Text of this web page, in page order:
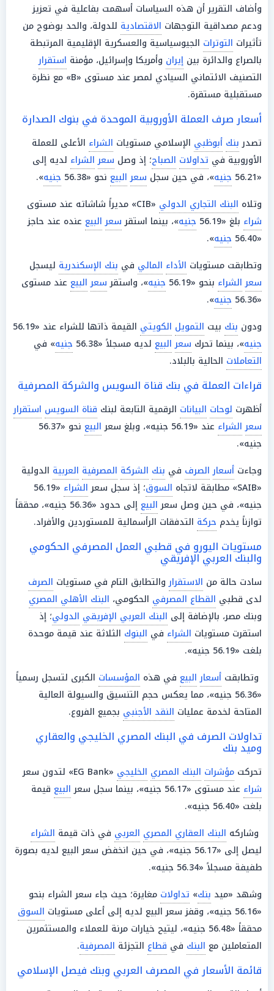
وأضاف التقرير أن هذه السياسات أسهمت بفاعلية في تعزيز
ودعم مصداقية التوجهات الاقتصادية للدولة، والحد بوضوح من
تأثيرات التوترات الجيوسياسية والعسكرية الإقليمية المرتبطة
بالصراع والدائرة بين إيران وأمريكا وإسرائيل، مؤمنة استقرار
التصنيف الائتماني السيادي لمصر عند مستوى «B» مع نظرة
مستقبلية مستقرة.
أسعار صرف العملة الأوروبية الموحدة في بنوك الصدارة
تصدربنك أبوظبي الإسلامي مستويات الشراء الأعلى للعملة
الأوروبية في تداولات الصباح؛ إذ وصل سعر الشراء لديه إلى
«56.21
جنيه»، في حين سجل سعر البيع نحو «56.38 جنيه».
وتلاه البنك التجاري الدولي «CIB» مديراً شاشاته عند مستوى
شراء بلغ «56.19 جنيه»، بينما استقرسعر البيع عنده عند حاجز
«56.40
جنيه».
وتطابقت مستويات الأداء المالي في بنك الإسكندرية ليسجل
سعر الشراء بنحو «56.19 جنيه»، واستقرسعر البيع عند مستوى
«56.36
جنيه».
ودون بنك بيت التمويل الكويتي القيمة ذاتها للشراء عند «56.19
جنيه»، بينما تحرك سعر البيع لديه مسجلاً «56.38 جنيه» في
التعاملات الحالية بالبلاد.
قراءات العملة في بنك قناة السويس والشركة المصرفية
أظهرت لوحات البيانات الرقمية التابعة لبنك قناة السويس استقرار
سعر الشراء عند «56.19 جنيه»، وبلغ سعر البيع
نحو «56.37
جنيه».
وجاءت أسعار الصرف في بنك الشركة المصرفية العربية الدولية
«SAIB» مطابقة لاتجاه
السوق؛ إذ سجل سعرالشراء «56.19
جنيه»، في حين وصل سعرالبيع
إلى حدود «56.36 جنيه»، محققاً
توازناً يخدم حركة التدفقات الرأسمالية للمستوردين والأفراد.
مستويات اليورو في قطبي العمل المصرفي الحكومي
والبنك العربي الإفريقي
سادت حالة من الاستقراروالتطابق التام في مستويات الصرف
لدى قطبي القطاع المصرفي الحكومي، البنك الأهلي المصري
وبنك مصر، بالإضافة إلى البنك العربي الإفريقي الدولي؛ إذ
استقرت مستويات الشراء في البنوك الثلاثة عند قيمة موحدة
بلغت «56.19 جنيه».
وتطابقت أسعار البيع في هذه المؤسسات الكبرى لتسجل رسمياً
«56.36 جنيه»، مما يعكس حجم التنسيق والسيولة العالية
المتاحة لخدمة عمليات النقد الأجنبي بجميع الفروع.
تداولات الصرف في البنك المصري الخليجي والعقاري
وميد بنك
تحركت مؤشرات البنك المصري الخليجي «EG Bank» لتدون سعر
شراء عند مستوى «56.17 جنيه»، بينما سجل سعر البيع قيمة
بلغت «56.40 جنيه».
وشاركه البنك العقاري المصري العربي في ذات قيمة الشراء
ليصل إلى «56.17 جنيه»، في حين انخفض سعر البيع لديه بصورة
طفيفة مسجلاً «56.34 جنيه».
وشهد «ميد بنك» تداولات مغايرة؛ حيث جاء سعر الشراء بنحو
«56.16 جنيه»، وقفز سعر البيع لديه إلى أعلى مستويات
السوق
محققاً «56.48 جنيه»، ليتيح خيارات مرنة للعملاء والمستثمرين
المتعاملين مع البنك في قطاع التجزئة المصرفية.
قائمة الأسعار في المصرف العربي وبنك فيصل الإسلامي